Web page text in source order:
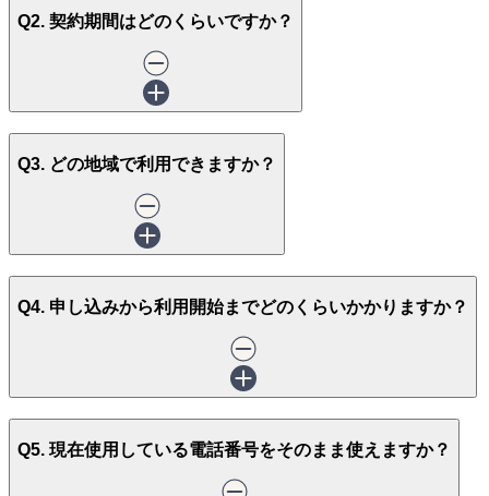
Q2. 契約期間はどのくらいですか？
Q3. どの地域で利用できますか？
Q4. 申し込みから利用開始までどのくらいかかりますか？
Q5. 現在使用している電話番号をそのまま使えますか？